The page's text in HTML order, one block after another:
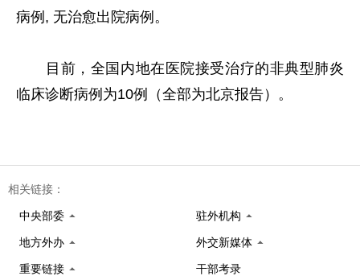
病例, 无治愈出院病例。
目前，全国内地在医院接受治疗的非典型肺炎
临床诊断病例为10例（全部为北京报告）。
相关链接：
中央部委 驻外机构
地方外办 外交新媒体
重要链接 干部考录